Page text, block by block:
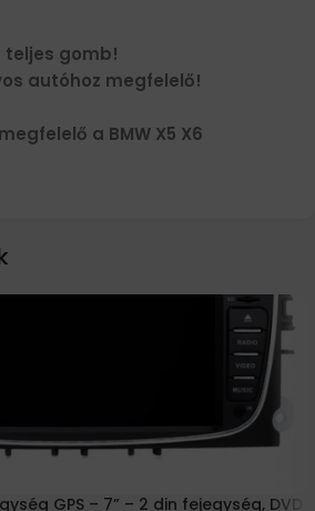
teljes gomb!
autóhoz megfelelő!
a BMW X5 X6
GPS – 7” – 2 din fejegység, DVD